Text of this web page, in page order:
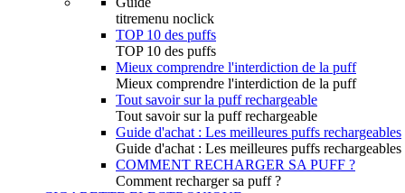
titremenu noclick
TOP 10 des puffs
TOP 10 des puffs
Mieux comprendre l'interdiction de la puff
Mieux comprendre l'interdiction de la puff
Tout savoir sur la puff rechargeable
Tout savoir sur la puff rechargeable
Guide d'achat : Les meilleures puffs rechargeables
Guide d'achat : Les meilleures puffs rechargeables
COMMENT RECHARGER SA PUFF ?
Comment recharger sa puff ?